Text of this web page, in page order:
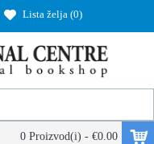
Lista želja (0)
0 Proizvod(i) - €0.00